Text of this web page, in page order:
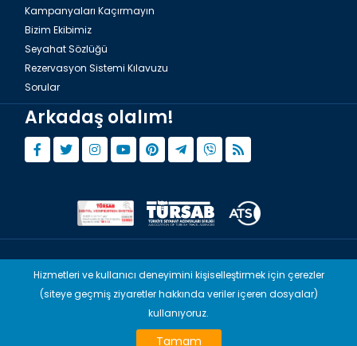
Kampanyaları Kaçırmayın
Bizim Ekibimiz
Seyahat Sözlüğü
Rezervasyon Sistemi Kılavuzu
Sorular
Arkadaş olalım!
© Copyright 2015 - 2026, Tourwix.de
Artmodern UG (Haftungsbeschränkt) Almanya yasaları uyarınca
faaliyet göstermektedir
TOURWİX & Venovas Travel (TÜRSAB: A-10960) Türkiye yasaları
uyarınca faaliyet göstermektedir
Hizmetleri ve kullanıcı deneyimini kişiselleştirmek için çerezler
(siteye geçmiş ziyaretler hakkında veriler içeren dosyalar)
kullanıyoruz.
Tamam